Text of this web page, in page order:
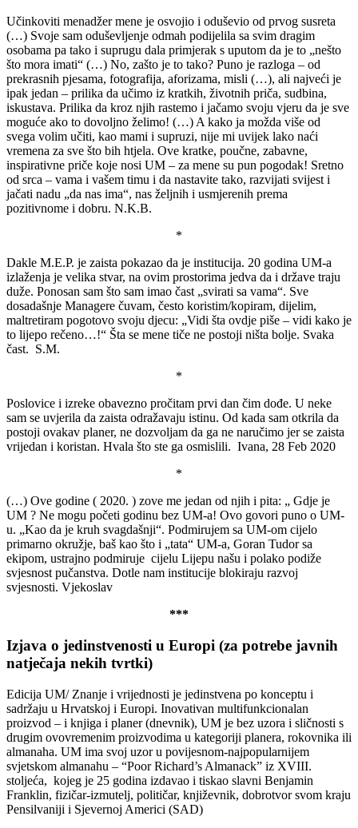
Učinkoviti menadžer mene je osvojio i oduševio od prvog susreta
(…) Svoje sam oduševljenje odmah podijelila sa svim dragim
osobama pa tako i suprugu dala primjerak s uputom da je to „nešto
što mora imati“ (…) No, zašto je to tako? Puno je razloga – od
prekrasnih pjesama, fotografija, aforizama, misli (…), ali najveći je
ipak jedan – prilika da učimo iz kratkih, životnih priča, sudbina,
iskustava. Prilika da kroz njih rastemo i jačamo svoju vjeru da je sve
moguće ako to dovoljno želimo! (…) A kako ja možda više od
svega volim učiti, kao mami i supruzi, nije mi uvijek lako naći
vremena za sve što bih htjela. Ove kratke, poučne, zabavne,
inspirativne priče koje nosi UM – za mene su pun pogodak! Sretno
od srca – vama i vašem timu i da nastavite tako, razvijati svijest i
jačati nadu „da nas ima“, nas željnih i usmjerenih prema
pozitivnome i dobru. N.K.B.
*
Dakle M.E.P. je zaista pokazao da je institucija. 20 godina UM-a
izlaženja je velika stvar, na ovim prostorima jedva da i države traju
duže. Ponosan sam što sam imao čast „svirati sa vama“. Sve
dosadašnje Managere čuvam, često koristim/kopiram, dijelim,
maltretiram pogotovo svoju djecu: „Vidi šta ovdje piše – vidi kako je
to lijepo rečeno…!“ Šta se mene tiče ne postoji ništa bolje. Svaka
čast. S.M.
*
Poslovice i izreke obavezno pročitam prvi dan čim dođe. U neke
sam se uvjerila da zaista odražavaju istinu. Od kada sam otkrila da
postoji ovakav planer, ne dozvoljam da ga ne naručimo jer se zaista
vrijedan i koristan. Hvala što ste ga osmislili. Ivana, 28 Feb 2020
*
(…) Ove godine ( 2020. ) zove me jedan od njih i pita: „ Gdje je
UM ? Ne mogu početi godinu bez UM-a! Ovo govori puno o UM-
u. „Kao da je kruh svagdašnji“. Podmirujem sa UM-om cijelo
primarno okružje, baš kao što i „tata“ UM-a, Goran Tudor sa
ekipom, ustrajno podmiruje cijelu Lijepu našu i polako podiže
svjesnost pučanstva. Dotle nam institucije blokiraju razvoj
svjesnosti. Vjekoslav
***
Izjava o jedinstvenosti u Europi (za potrebe javnih
natječaja nekih tvrtki)
Edicija UM/ Znanje i vrijednosti je jedinstvena po konceptu i
sadržaju u Hrvatskoj i Europi. Inovativan multifunkcionalan
proizvod – i knjiga i planer (dnevnik), UM je bez uzora i sličnosti s
drugim ovovremenim proizvodima u kategoriji planera, rokovnika ili
almanaha. UM ima svoj uzor u povijesnom-najpopularnijem
svjetskom almanahu – “Poor Richard’s Almanack” iz XVIII.
stoljeća, kojeg je 25 godina izdavao i tiskao slavni Benjamin
Franklin, fizičar-izmutelj, političar, književnik, dobrotvor svom kraju
Pensilvaniji i Sjevernoj Americi (SAD)